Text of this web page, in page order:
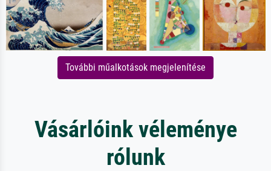
További műalkotások megjelenítése
Vásárlóink véleménye
rólunk